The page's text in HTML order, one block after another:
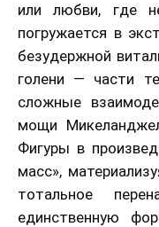
или любви, где
погружается в
безудержной
голени — части
сложные
мощи
Фигуры в
масс»,
тотальное
единственную